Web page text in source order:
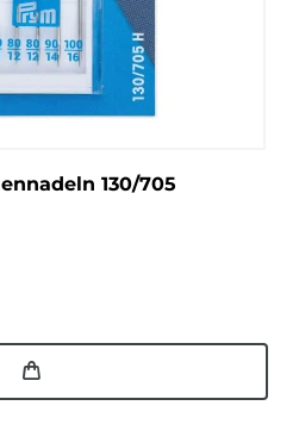
130/705